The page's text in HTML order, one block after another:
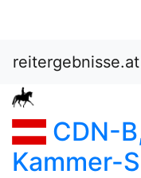
reitergebnisse.at
CDN-
Kammer-